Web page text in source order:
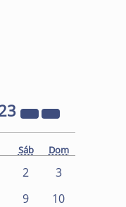
Sáb Dom
2
3
9
10